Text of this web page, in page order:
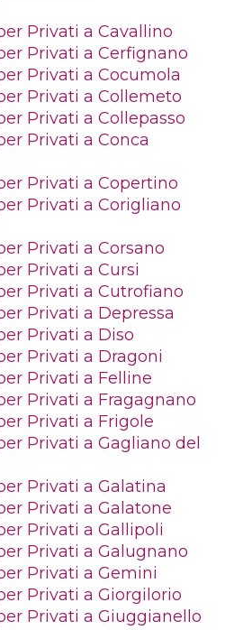
Privati a Cavallino
Privati a Cerfignano
Privati a Cocumola
Privati a Collemeto
Privati a Collepasso
Privati a Conca
Privati a Copertino
Privati a Corigliano
Privati a Corsano
Privati a Cursi
Privati a Cutrofiano
Privati a Depressa
Privati a Diso
Privati a Dragoni
Privati a Felline
Privati a Fragagnano
Privati a Frigole
Privati a Gagliano del
Privati a Galatina
Privati a Galatone
Privati a Gallipoli
Privati a Galugnano
Privati a Gemini
Privati a Giorgilorio
Privati a Giuggianello